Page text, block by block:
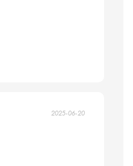
2025-06-20